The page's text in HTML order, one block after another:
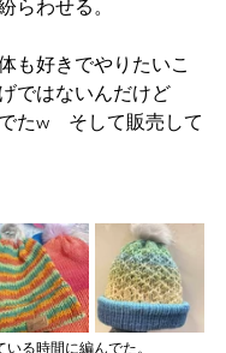
らわせる。
も好きでやりたいこ
ではないんだけど
たw　そして販売して
る時間に編んでた。